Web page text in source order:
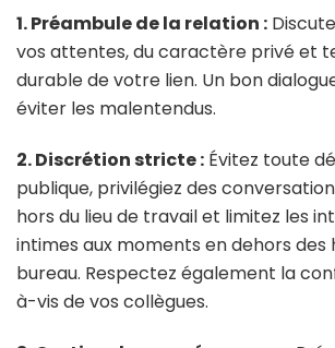
1. Préambule de la relation :
vos attentes, du caractère privé et
durable de votre lien. Un bon
éviter les malentendus.
2. Discrétion stricte : Évitez toute
publique, privilégiez des
hors du lieu de travail et limitez les
intimes aux moments en dehors des
bureau. Respectez également la
à-vis de vos collègues.